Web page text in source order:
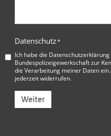
Datenschutz*
Ich habe die Datenschutzerklärung
Bundespolizeigewerkschaftzur
die Verarbeitung meiner Daten
jederzeit widerrufen.
Weiter